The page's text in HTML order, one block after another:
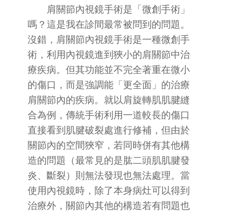
肩關節內視鏡手術是「微創手術」
嗎？這是我在診間最常被問到的問題。
沒錯，肩關節內視鏡手術是一種微創手
術，利用內視鏡進到狹小的肩關節中治
療疾病。但其功能並不完全著重在微小
的傷口，而是強調能「更全面」的治療
肩關節內的疾病。就以肩旋轉肌肌腱縫
合為例，傳統手術利用一道較長的傷口
直接看到肌腱破裂處進行修補，但由於
關節內的空間狹窄，若同時併有其他構
造的問題（最常見的是肱二頭肌肌腱發
炎、斷裂）則無法發現也無法處理。當
使用內視鏡時，除了本身病灶可以得到
治療外，關節內其他的構造若有問題也